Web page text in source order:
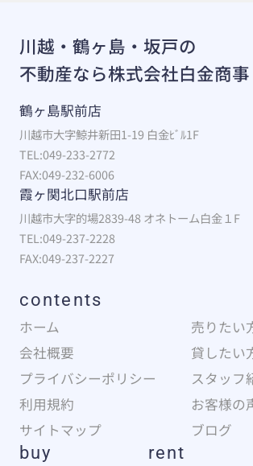
川越・鶴ヶ島・坂戸の
不動産なら株式会社白金商事
鶴ヶ島駅前店
川越市大字鯨井新田1-19 白金ﾋﾞﾙ1F
TEL:049-233-2772
FAX:049-232-6006
霞ヶ関北口駅前店
川越市大字的場2839-48 オネトーム白金１F
TEL:049-237-2228
FAX:049-237-2227
contents
ホーム
売りたい
会社概要
貸したい
プライバシーポリシー
スタッフ
利用規約
お客様の
サイトマップ
ブログ
buy rent